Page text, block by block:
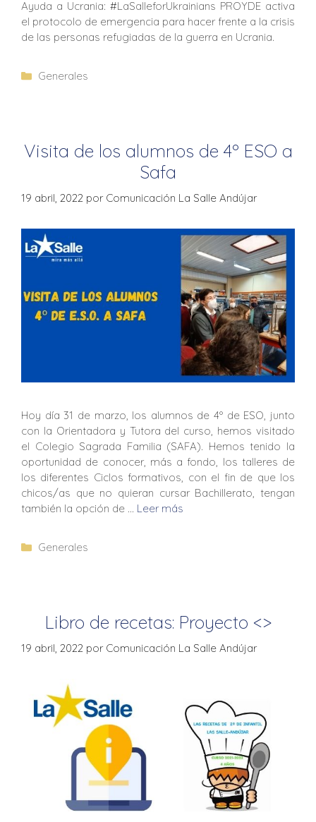
Ayuda a Ucrania: #LaSalleforUkrainians PROYDE activa
el protocolo de emergencia para hacer frente a la crisis
de las personas refugiadas de la guerra en Ucrania.
Generales
Visita de los alumnos de 4º ESO a
Safa
19 abril, 2022 por Comunicación La Salle Andújar
Hoy día 31 de marzo, los alumnos de 4º de ESO, junto
con la Orientadora y Tutora del curso, hemos visitado
el Colegio Sagrada Familia (SAFA). Hemos tenido la
oportunidad de conocer, más a fondo, los talleres de
los diferentes Ciclos formativos, con el fin de que los
chicos/as que no quieran cursar Bachillerato, tengan
también la opción de … Leer más
Generales
Libro de recetas: Proyecto <>
19 abril, 2022 por Comunicación La Salle Andújar